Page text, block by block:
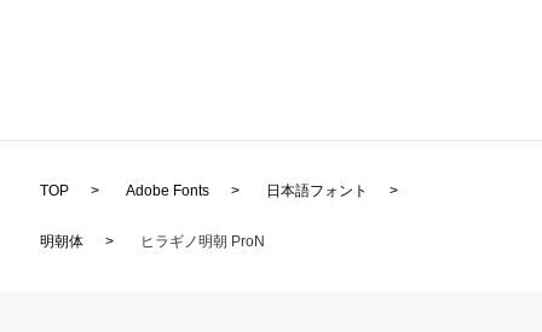
TOP > Adobe Fonts > 日本語フォント >
明朝体 > ヒラギノ明朝 ProN